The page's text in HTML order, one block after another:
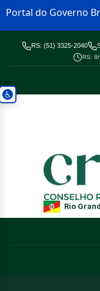
Portal do Governo
RS: (51) 3325-2040
RS:
Rio